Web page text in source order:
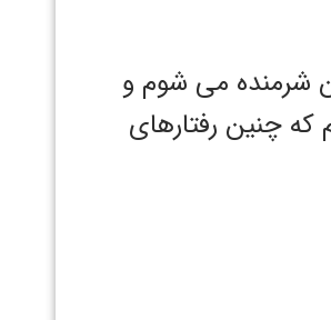
شرمنده می شوم و
چنین رفتارهای